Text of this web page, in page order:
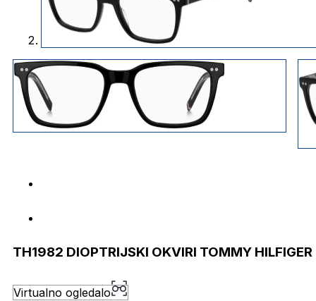
TH1982 DIOPTRIJSKI OKVIRI TOMMY HILFIGER
Virtualno ogledalo